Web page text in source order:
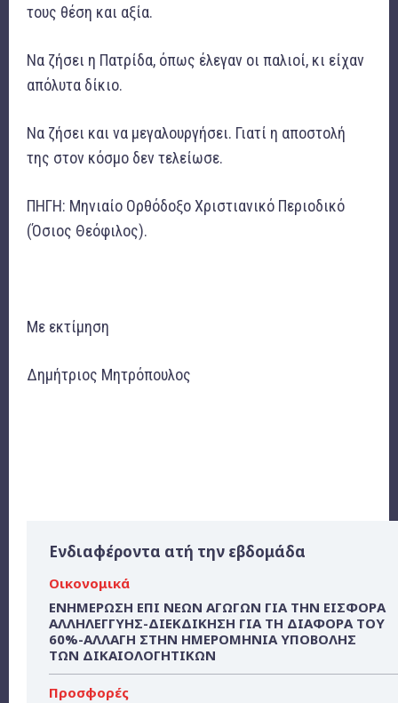
τους θέση και αξία.
Να ζήσει η Πατρίδα, όπως έλεγαν οι παλιοί, κι είχαν
απόλυτα δίκιο.
Να ζήσει και να μεγαλουργήσει. Γιατί η αποστολή
της στον κόσμο δεν τελείωσε.
ΠΗΓΗ: Μηνιαίο Ορθόδοξο Χριστιανικό Περιοδικό
(Όσιος Θεόφιλος).
Με εκτίμηση
Δημήτριος Μητρόπουλος
Ενδιαφέροντα ατή την εβδομάδα
Οικονομικά
ΕΝΗΜΕΡΩΣΗ ΕΠΙ ΝΕΩΝ ΑΓΩΓΩΝ ΓΙΑ ΤΗΝ ΕΙΣΦΟΡΑ
ΑΛΛΗΛΕΓΓΥΗΣ-ΔΙΕΚΔΙΚΗΣΗ ΓΙΑ ΤΗ ΔΙΑΦΟΡΑ ΤΟΥ
60%-ΑΛΛΑΓΗ ΣΤΗΝ ΗΜΕΡΟΜΗΝΙΑ ΥΠΟΒΟΛΗΣ
ΤΩΝ ΔΙΚΑΙΟΛΟΓΗΤΙΚΩΝ
Προσφορές